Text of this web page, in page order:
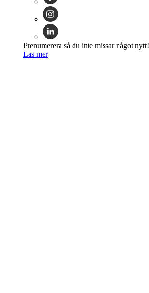
Prenumerera så du inte missar något nytt!
Läs mer